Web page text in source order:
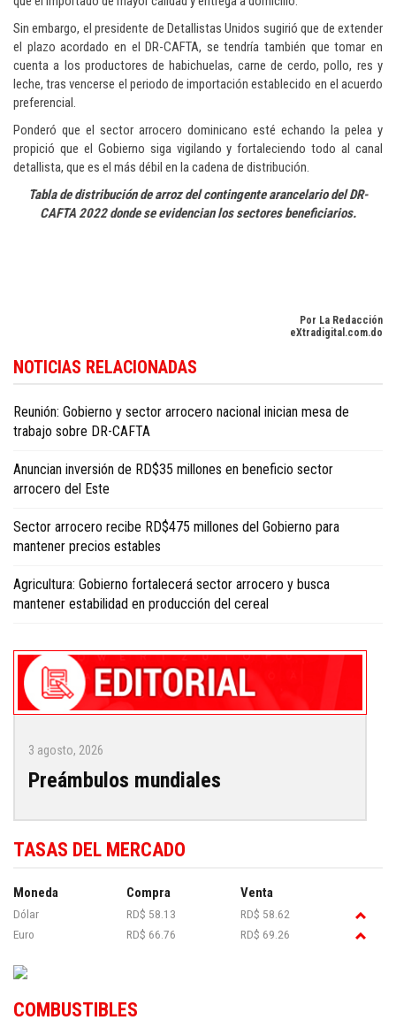
Sin embargo, el presidente de Detallistas Unidos sugirió que de extender
el plazo acordado en el DR-CAFTA, se tendría también que tomar en
cuenta a los productores de habichuelas, carne de cerdo, pollo, res y
leche, tras vencerse el periodo de importación establecido en el acuerdo
preferencial.
Ponderó que el sector arrocero dominicano esté echando la pelea y
propició que el Gobierno siga vigilando y fortaleciendo todo al canal
detallista, que es el más débil en la cadena de distribución.
Tabla de distribución de arroz del contingente arancelario del DR-
CAFTA 2022 donde se evidencian los sectores beneficiarios.
Por La Redacción
eXtradigital.com.do
business news in English.
NOTICIAS RELACIONADAS
Reunión: Gobierno y sector arrocero nacional inician mesa de
trabajo sobre DR-CAFTA
Anuncian inversión de RD$35 millones en beneficio sector
arrocero del Este
Sector arrocero recibe RD$475 millones del Gobierno para
mantener precios estables
Agricultura: Gobierno fortalecerá sector arrocero y busca
mantener estabilidad en producción del cereal
3 agosto, 2026
Preámbulos mundiales
TASAS DEL MERCADO
Moneda Compra Venta
Dólar RD$ 58.13
RD$ 58.62
Euro
RD$ 66.76 RD$ 69.26
COMBUSTIBLES